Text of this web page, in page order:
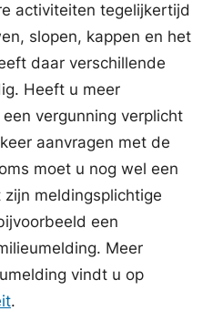
activiteiten tegelijkertijd
slopen, kappen en het
daar verschillende
Heeft u meer
vergunning verplicht
aanvragen met de
moet u nog wel een
meldingsplichtige
een
Meer
vindt u op
.